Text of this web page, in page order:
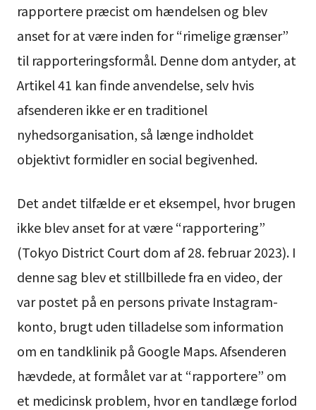
rapportere præcist om hændelsen og blev
anset for at være inden for “rimelige grænser”
til rapporteringsformål. Denne dom antyder, at
Artikel 41 kan finde anvendelse, selv hvis
afsenderen ikke er en traditionel
nyhedsorganisation, så længe indholdet
objektivt formidler en social begivenhed.
Det andet tilfælde er et eksempel, hvor brugen
ikke blev anset for at være “rapportering”
(Tokyo District Court dom af 28. februar 2023). I
denne sag blev et stillbillede fra en video, der
var postet på en persons private Instagram-
konto, brugt uden tilladelse som information
om en tandklinik på Google Maps. Afsenderen
hævdede, at formålet var at “rapportere” om
et medicinsk problem, hvor en tandlæge forlod